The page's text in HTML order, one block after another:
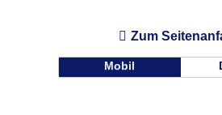
Zum
Mobil